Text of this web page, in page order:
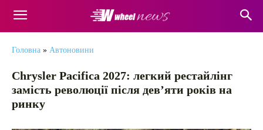
Головна » Автоновини
Chrysler Pacifica 2027: легкий рестайлінг
замість революції після дев’яти років на
ринку